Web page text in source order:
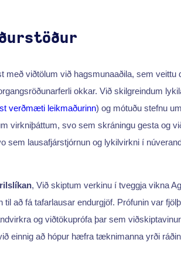
með viðtölum við hagsmunaaðila, sem
okkar. Við skilgreindum
verðmæti leikmaðurinn) og mótuðu stefnu
virkniþáttum, svo sem skráningu gesta og
sem lausafjárstjórnun og lykilvirkni í
, Við skiptum verkinu í tveggja vikna
til að fá tafarlausar endurgjöf. Prófunin var
og viðtökuprófa þar sem
einnig að hópur hæfra tæknimanna yrði